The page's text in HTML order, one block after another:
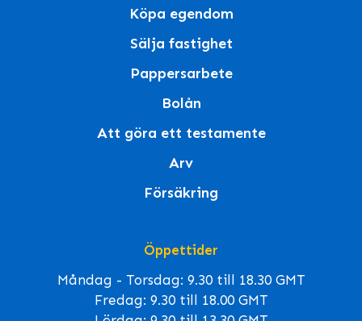
Köpa egendom
Sälja fastighet
Pappersarbete
Bolån
Att göra ett testamente
Arv
Försäkring
Öppettider
Måndag - Torsdag: 9.30 till 18.30 GMT
Fredag: 9.30 till 18.00 GMT